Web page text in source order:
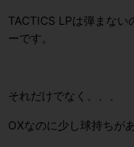
TACTICS LPは弾まない
ーです。
それだけでなく、、、
OXなのに少し球持ちが